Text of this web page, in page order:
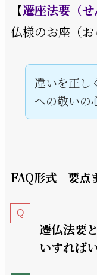
【遷座法要（せ
仏様のお座（
違いを正し
への敬いの
FAQ形式 要点
遷仏法要
いすれば